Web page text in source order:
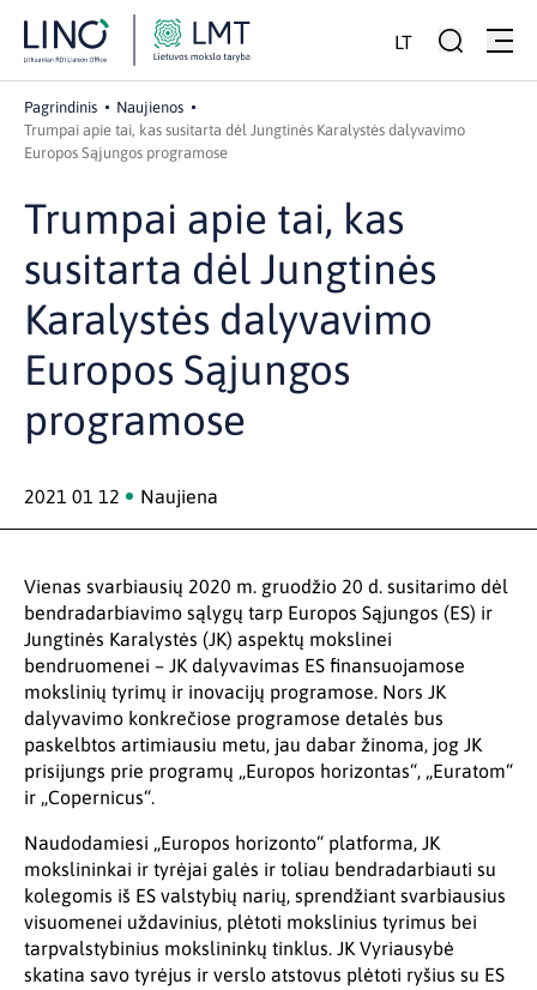
LT
Pagrindinis
Naujienos
Trumpai apie tai, kas susitarta dėl Jungtinės Karalystės dalyvavimo
Europos Sąjungos programose
Trumpai apie tai, kas
susitarta dėl Jungtinės
Karalystės dalyvavimo
Europos Sąjungos
programose
2021 01 12 Naujiena
Vienas svarbiausių 2020 m. gruodžio 20 d. susitarimo dėl
bendradarbiavimo sąlygų tarp Europos Sąjungos (ES) ir
Jungtinės Karalystės (JK) aspektų mokslinei
bendruomenei – JK dalyvavimas ES finansuojamose
mokslinių tyrimų ir inovacijų programose. Nors JK
dalyvavimo konkrečiose programose detalės bus
paskelbtos artimiausiu metu, jau dabar žinoma, jog JK
prisijungs prie programų „Europos horizontas“, „Euratom“
ir „Copernicus“.
Naudodamiesi „Europos horizonto“ platforma, JK
mokslininkai ir tyrėjai galės ir toliau bendradarbiauti su
kolegomis iš ES valstybių narių, sprendžiant svarbiausius
visuomenei uždavinius, plėtoti mokslinius tyrimus bei
tarpvalstybinius mokslininkų tinklus. JK Vyriausybė
skatina savo tyrėjus ir verslo atstovus plėtoti ryšius su ES